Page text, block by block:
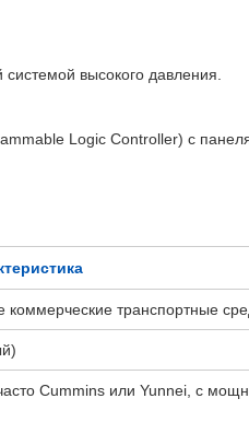
высокого давления.
Logic Controller) с
коммерческие транспортные
Cummins или Yunnei, с